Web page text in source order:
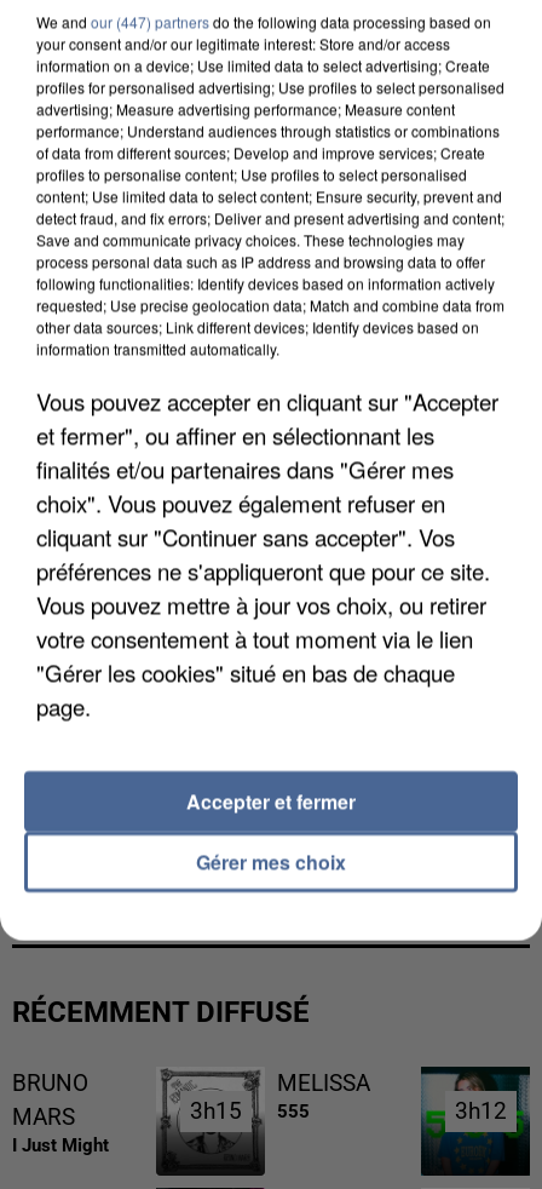
UN SECOND CADRE DE LA DZ MAFIA
INTERPELLÉ EN ALGÉRIE
UNE TOURISTE DE L’OISE EMPORTÉE PAR UNE
COULÉE DE BOUE EN HAUTE-SAVOIE
RÉCEMMENT DIFFUSÉ
BRUNO
MARS
I Just Might
3h15
3h15
MELISSA
555 3h12
3h12
We and our (447) partnersdo the following data processing based on
your consent and/or our legitimate interest: Store and/or access
information on a device; Use limited data to select advertising; Create
profiles for personalised advertising; Use profiles to select personalised
advertising; Measure advertising performance; Measure content
performance; Understand audiences through statistics or combinations
of data from different sources; Develop and improve services; Create
profiles to personalise content; Use profiles to select personalised
content; Use limited data to select content; Ensure security, prevent and
detect fraud, and fix errors; Deliver and present advertising and content;
Save and communicate privacy choices. These technologies may
process personal data such as IP address and browsing data to offer
following functionalities: Identify devices based on information actively
requested; Use precise geolocation data; Match and combine data from
other data sources; Link different devices; Identify devices based on
information transmitted automatically.
Vous pouvez accepter en cliquant sur "Accepter
et fermer", ou affiner en sélectionnant les
finalités et/ou partenaires dans "Gérer mes
choix". Vous pouvez également refuser en
cliquant sur "Continuer sans accepter". Vos
préférences ne s'appliqueront que pour ce site.
Vous pouvez mettre à jour vos choix, ou retirer
votre consentement à tout moment via le lien
"Gérer les cookies" situé en bas de chaque
page.
Gérer mes choix
Accepter et fermer